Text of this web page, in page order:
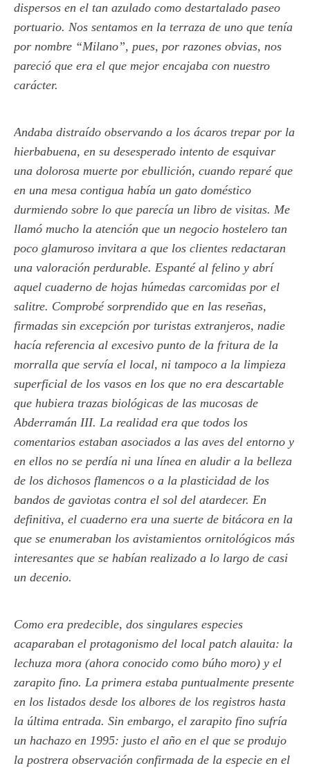
dispersos en el tan azulado como destartalado paseo
portuario. Nos sentamos en la terraza de uno que tenía
por nombre “Milano”, pues, por razones obvias, nos
pareció que era el que mejor encajaba con nuestro
carácter.
Andaba distraído observando a los ácaros trepar por la
hierbabuena, en su desesperado intento de esquivar
una dolorosa muerte por ebullición, cuando reparé que
en una mesa contigua había un gato doméstico
durmiendo sobre lo que parecía un libro de visitas. Me
llamó mucho la atención que un negocio hostelero tan
poco glamuroso invitara a que los clientes redactaran
una valoración perdurable. Espanté al felino y abrí
aquel cuaderno de hojas húmedas carcomidas por el
salitre. Comprobé sorprendido que en las reseñas,
firmadas sin excepción por turistas extranjeros, nadie
hacía referencia al excesivo punto de la fritura de la
morralla que servía el local, ni tampoco a la limpieza
superficial de los vasos en los que no era descartable
que hubiera trazas biológicas de las mucosas de
Abderramán III. La realidad era que todos los
comentarios estaban asociados a las aves del entorno y
en ellos no se perdía ni una línea en aludir a la belleza
de los dichosos flamencos o a la plasticidad de los
bandos de gaviotas contra el sol del atardecer. En
definitiva, el cuaderno era una suerte de bitácora en la
que se enumeraban los avistamientos ornitológicos más
interesantes que se habían realizado a lo largo de casi
un decenio.
Como era predecible, dos singulares especies
acaparaban el protagonismo del local patch alauita: la
lechuza mora (ahora conocido como búho moro) y el
zarapito fino. La primera estaba puntualmente presente
en los listados desde los albores de los registros hasta
la última entrada. Sin embargo, el zarapito fino sufría
un hachazo en 1995: justo el año en el que se produjo
la postrera observación confirmada de la especie en el